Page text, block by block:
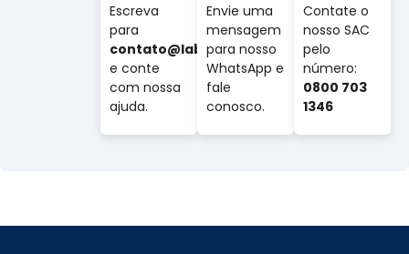
Escreva
para
contato@labovet.com.br
e conte
com nossa
ajuda.
Envie uma
mensagem
para nosso
WhatsApp e
fale
conosco.
Contate o
nosso SAC
pelo
número:
0800 703
1346